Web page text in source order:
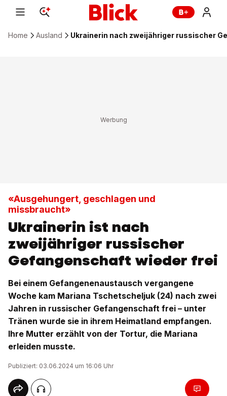
Home Ausland Ukrainerin nach zweijähriger russischer
«Ausgehungert, geschlagen und
missbraucht»
Ukrainerin ist nach
zweijähriger russischer
Gefangenschaft wieder frei
Bei einem Gefangenenaustausch vergangene
Woche kam Mariana Tschetscheljuk (24) nach zwei
Jahren in russischer Gefangenschaft frei – unter
Tränen wurde sie in ihrem Heimatland empfangen.
Ihre Mutter erzählt von der Tortur, die Mariana
erleiden musste.
Publiziert: 03.06.2024 um 16:06 Uhr